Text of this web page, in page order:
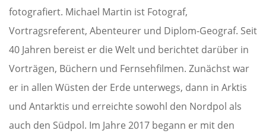
fotografiert. Michael Martin ist Fotograf,
Vortragsreferent, Abenteurer und Diplom-Geograf. Seit
40 Jahren bereist er die Welt und berichtet darüber in
Vorträgen, Büchern und Fernsehfilmen. Zunächst war
er in allen Wüsten der Erde unterwegs, dann in Arktis
und Antarktis und erreichte sowohl den Nordpol als
auch den Südpol. Im Jahre 2017 begann er mit den